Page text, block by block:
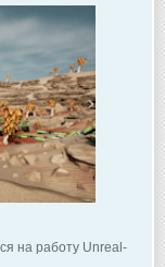
на работу Unreal-